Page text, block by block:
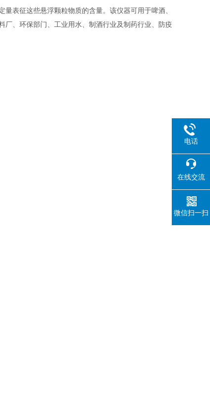
表征这些悬浮颗粒物质的含量。该仪器可用于啤酒、
、环保部门、工业用水、制酒行业及制药行业、防疫
电话
在线交流
微信扫一扫